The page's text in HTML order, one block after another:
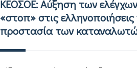
ΚΕΟΣΟΕ: Αύξηση των
«στοπ» στις ελληνοποιήσεις
προστασία των